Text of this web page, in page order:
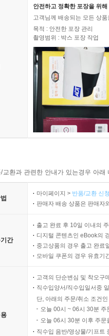
안전하고 정확한 포장을 위
고객님께 배송되는 모든 상
목적 : 안전한 포장 관리
촬영범위 : 박스 포장 작업
환과 관련한 안내가 있는경우 아
마이페이지 > 반품/교환 신
판매자 배송 상품은 판매자
간
출고 완료 후 10일 이내의
디지털 콘텐츠인 eBook의
중고상품의 경우 출고 완료
모바일 쿠폰의 경우 유효기
고객의 단순변심 및 착오구
직수입양서/직수입일서중
단, 아래의 주문/취소 조건
오늘 00시 ~ 06시 30분
오늘 06시 30분 이후 주
직수입 음반/영상물/기프트